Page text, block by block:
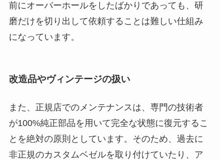
前にオーバーホールをしたばかりであっても、研
磨だけを切り出して依頼することは難しい仕組み
になっています。
改造品やヴィンテージの扱い
また、正規店でのメンテナンスは、専門の技術者
が100%純正部品を用いて完全な状態に復元するこ
とを絶対の原則としています。そのため、過去に
非正規のカスタムベゼルを取り付けていたり、ア